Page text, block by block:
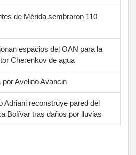
de Mérida sembraron 110
espacios del OAN para la
Cherenkov de agua
Avelino Avancin
Adriani reconstruye pared del
Bolívar tras daños por lluvias